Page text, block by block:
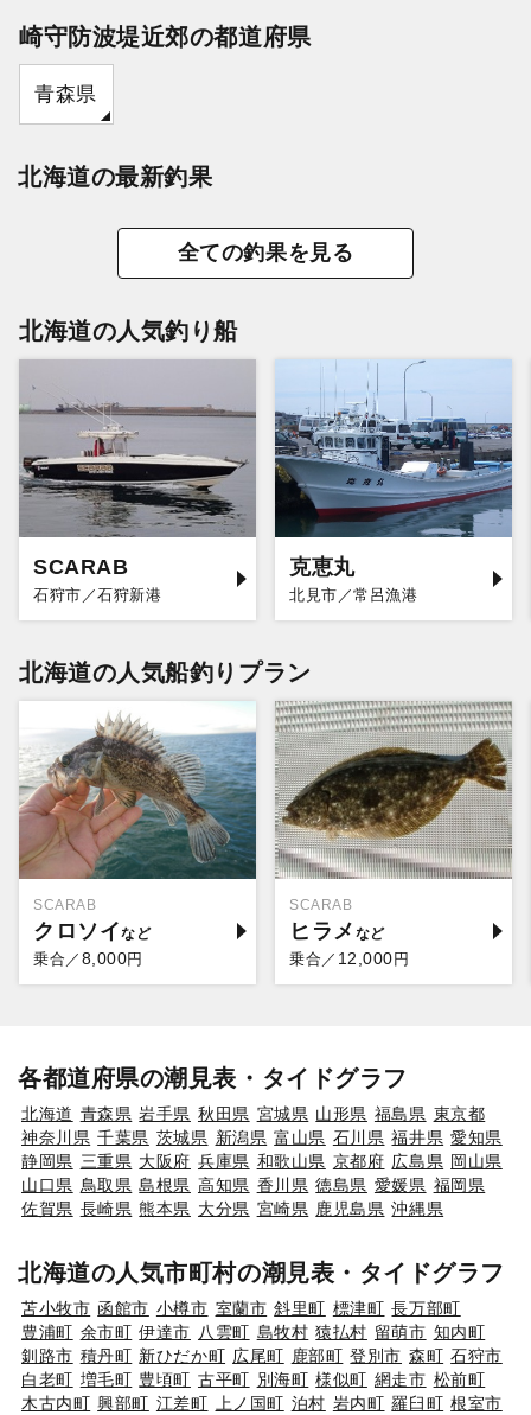
崎守防波堤近郊の都道府県
青森県
北海道の最新釣果
全ての釣果を見る
北海道の人気釣り船
SCARAB
石狩市／石狩新港
克恵丸
北見市／常呂漁港
北海道の人気船釣りプラン
SCARAB
クロソイ
乗合／ 8,000円
SCARAB
ヒラメ
乗合／ 12,000円
各都道府県の潮見表・タイドグラフ
北海道 青森県 岩手県 秋田県 宮城県 山形県 福島県 東京都
神奈川県 千葉県 茨城県 新潟県 富山県 石川県 福井県 愛知県
静岡県 三重県 大阪府 兵庫県 和歌山県 京都府 広島県 岡山県
山口県 鳥取県 島根県 高知県 香川県 徳島県 愛媛県 福岡県
佐賀県 長崎県 熊本県 大分県 宮崎県 鹿児島県 沖縄県
北海道の人気市町村の潮見表・タイドグラフ
苫小牧市 函館市 小樽市 室蘭市 斜里町 標津町 長万部町
豊浦町 余市町 伊達市 八雲町 島牧村 猿払村 留萌市 知内町
釧路市 積丹町 新ひだか町 広尾町 鹿部町 登別市 森町 石狩市
白老町 増毛町 豊頃町 古平町 別海町 様似町 網走市 松前町
木古内町 興部町 江差町 上ノ国町 泊村 岩内町 羅臼町 根室市